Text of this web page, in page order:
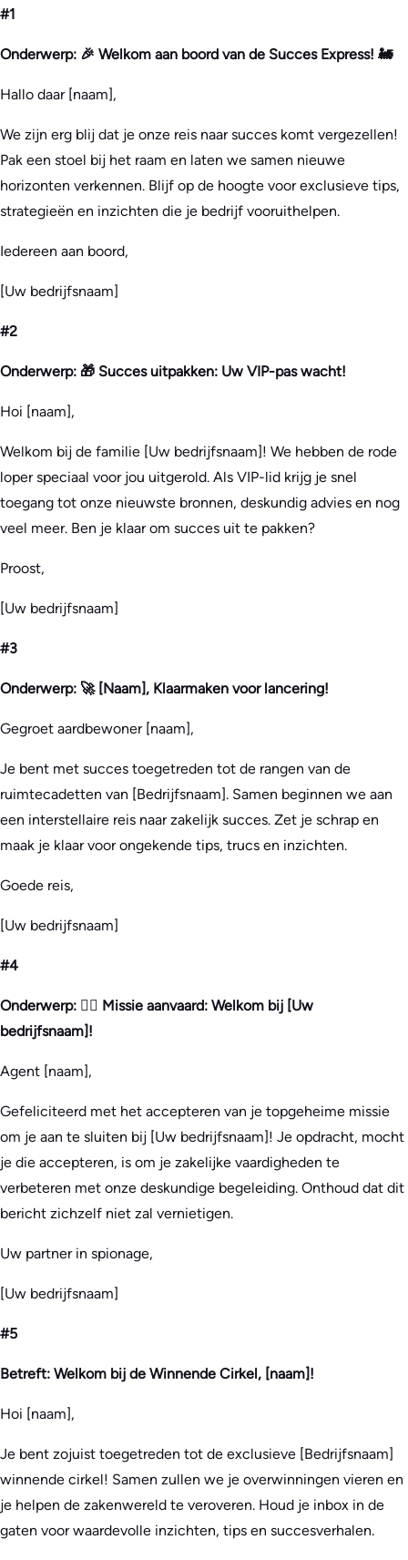
#1
Onderwerp: 🎉 Welkom aan boord van de Succes Express! 🚂
Hallo daar [naam],
We zijn erg blij dat je onze reis naar succes komt vergezellen!
Pak een stoel bij het raam en laten we samen nieuwe
horizonten verkennen. Blijf op de hoogte voor exclusieve tips,
strategieën en inzichten die je bedrijf vooruithelpen.
Iedereen aan boord,
[Uw bedrijfsnaam]
#2
Onderwerp: 🎁 Succes uitpakken: Uw VIP-pas wacht!
Hoi [naam],
Welkom bij de familie [Uw bedrijfsnaam]! We hebben de rode
loper speciaal voor jou uitgerold. Als VIP-lid krijg je snel
toegang tot onze nieuwste bronnen, deskundig advies en nog
veel meer. Ben je klaar om succes uit te pakken?
Proost,
[Uw bedrijfsnaam]
#3
Onderwerp: 🚀 [Naam], Klaarmaken voor lancering!
Gegroet aardbewoner [naam],
Je bent met succes toegetreden tot de rangen van de
ruimtecadetten van [Bedrijfsnaam]. Samen beginnen we aan
een interstellaire reis naar zakelijk succes. Zet je schrap en
maak je klaar voor ongekende tips, trucs en inzichten.
Goede reis,
[Uw bedrijfsnaam]
#4
Onderwerp: 🕵️‍♂️ Missie aanvaard: Welkom bij [Uw
bedrijfsnaam]!
Agent [naam],
Gefeliciteerd met het accepteren van je topgeheime missie
om je aan te sluiten bij [Uw bedrijfsnaam]! Je opdracht, mocht
je die accepteren, is om je zakelijke vaardigheden te
verbeteren met onze deskundige begeleiding. Onthoud dat dit
bericht zichzelf niet zal vernietigen.
Uw partner in spionage,
[Uw bedrijfsnaam]
#5
Betreft: Welkom bij de Winnende Cirkel, [naam]!
Hoi [naam],
Je bent zojuist toegetreden tot de exclusieve [Bedrijfsnaam]
winnende cirkel! Samen zullen we je overwinningen vieren en
je helpen de zakenwereld te veroveren. Houd je inbox in de
gaten voor waardevolle inzichten, tips en succesverhalen.